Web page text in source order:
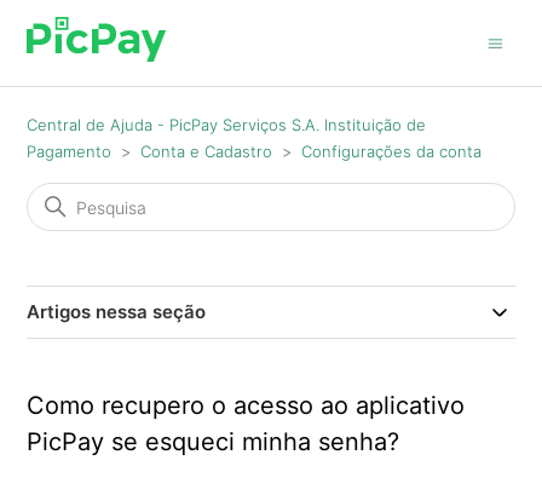
Central de Ajuda - PicPay Serviços S.A. Instituição de
Pagamento
Conta e Cadastro Configurações da conta
Artigos nessa seção
Como recupero o acesso ao aplicativo
PicPay se esqueci minha senha?